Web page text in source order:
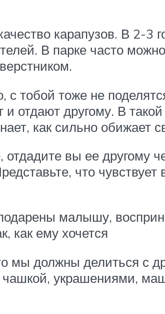
карапузов. В 2-3
В парке часто
тобой тоже не
отдают другому. В
как сильно обижает
вы ее другому
что чувствует
малышу,
как ему хочется
мы должны делиться с
украшениями,